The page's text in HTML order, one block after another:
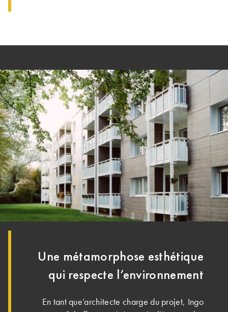
Une métamorphose esthétique
qui respecte l’environnement
En tant que’architecte charge du projet, Ingo